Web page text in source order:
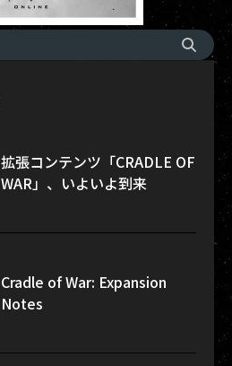
拡張コンテンツ「CRADLE OF
WAR」、いよいよ到来
Cradle of War: Expansion
Notes